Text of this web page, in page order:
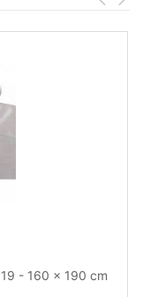
- 160 x 190 cm